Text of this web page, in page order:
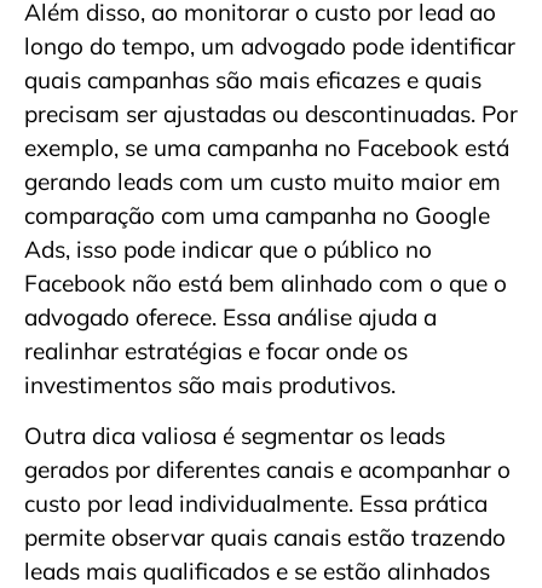
Além disso, ao monitorar o custo por lead ao
longo do tempo, um advogado pode identificar
quais campanhas são mais eficazes e quais
precisam ser ajustadas ou descontinuadas. Por
exemplo, se uma campanha no Facebook está
gerando leads com um custo muito maior em
comparação com uma campanha no Google
Ads, isso pode indicar que o público no
Facebook não está bem alinhado com o que o
advogado oferece. Essa análise ajuda a
realinhar estratégias e focar onde os
investimentos são mais produtivos.
Outra dica valiosa é segmentar os leads
gerados por diferentes canais e acompanhar o
custo por lead individualmente. Essa prática
permite observar quais canais estão trazendo
leads mais qualificados e se estão alinhados